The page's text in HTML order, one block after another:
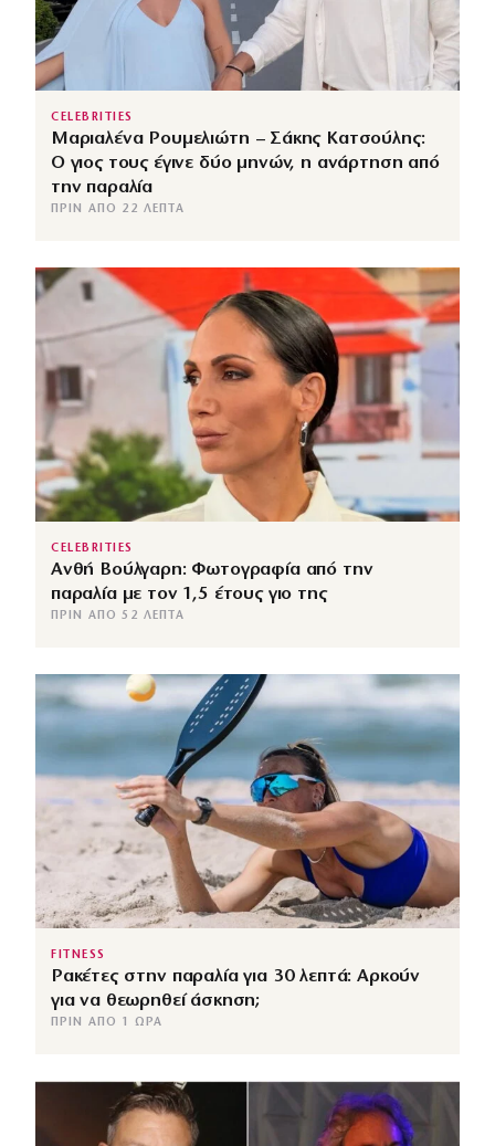
CELEBRITIES
Μαριαλένα Ρουμελιώτη – Σάκης Κατσούλης:
Ο γιος τους έγινε δύο μηνών, η ανάρτηση από
την παραλία
ΠΡΙΝ ΑΠΌ 22 ΛΕΠΤΆ
CELEBRITIES
Ανθή Βούλγαρη: Φωτογραφία από την
παραλία με τον 1,5 έτους γιο της
ΠΡΙΝ ΑΠΌ 52 ΛΕΠΤΆ
FITNESS
Ρακέτες στην παραλία για 30 λεπτά: Αρκούν
για να θεωρηθεί άσκηση;
ΠΡΙΝ ΑΠΌ 1 ΏΡΑ